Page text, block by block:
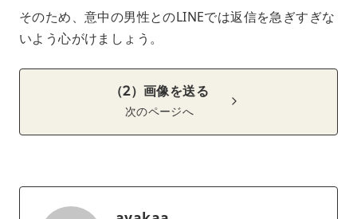
そのため、意中の男性とのLINEでは返信を急ぎすぎな
いよう心がけましょう。
（2）画像を送る
次のページへ